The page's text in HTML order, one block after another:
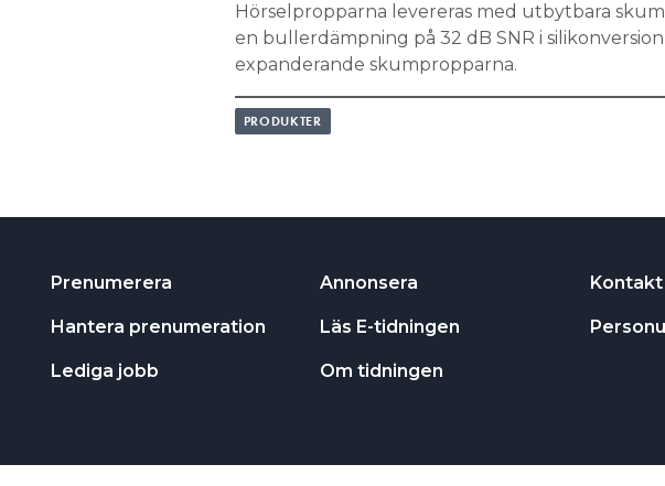
Hörselpropparna levereras med utbytbara
en bullerdämpning på 32 dB SNR i
expanderande skumpropparna.
PRODUKTER
Prenumerera
Hantera prenumeration
Lediga jobb
Annonsera
Läs E-tidningen
Om tidningen
Kontakt